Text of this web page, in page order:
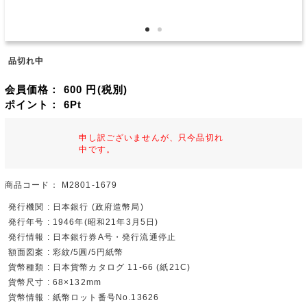
品切れ中
会員価格： 600 円(税別)
ポイント： 6Pt
申し訳ございませんが、只今品切れ
中です。
商品コード： M2801-1679
発行機関 : 日本銀行 (政府造幣局)
発行年号 : 1946年(昭和21年3月5日)
発行情報 : 日本銀行券A号・発行流通停止
額面図案 : 彩紋/5圓/5円紙幣
貨幣種類 : 日本貨幣カタログ 11-66 (紙21C)
貨幣尺寸 : 68×132mm
貨幣情報 : 紙幣ロット番号No.13626